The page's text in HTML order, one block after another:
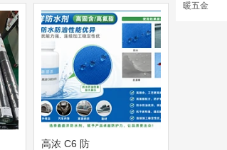
高浓 C6 防
暖五金